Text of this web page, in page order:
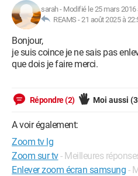
sarah- Modifié le 25 mars 2016
REAMS -21 août 2025 à
Bonjour,
je suis coince je ne sais pas
que dois je faire merci.
Répondre (2) Moi aussi
A voir également:
Zoom tv lg
Zoom sur tv- Meilleures
Enlever zoom écran samsung -